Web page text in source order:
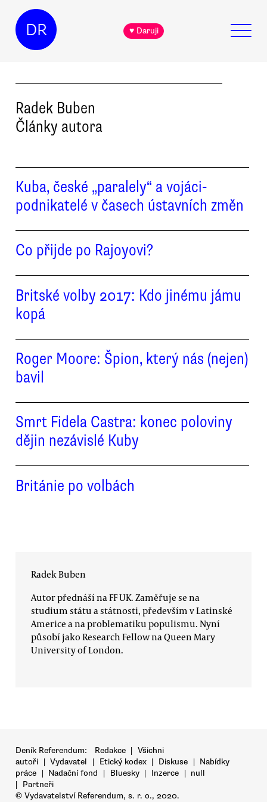
DR ♥ Daruji
Radek Buben
Články autora
Kuba, české „paralely“ a vojáci-
podnikatelé v časech ústavních změn
Co přijde po Rajoyovi?
Britské volby 2017: Kdo jinému jámu
kopá
Roger Moore: Špion, který nás (nejen)
bavil
Smrt Fidela Castra: konec poloviny
dějin nezávislé Kuby
Británie po volbách
Radek Buben
Autor přednáší na FF UK. Zaměřuje se na
studium státu a státnosti, především v Latinské
Americe a na problematiku populismu. Nyní
působí jako Research Fellow na Queen Mary
University of London.
Deník Referendum: Redakce | Všichni
autoři | Vydavatel | Etický kodex | Diskuse | Nabídky
práce | Nadační fond | Bluesky | Inzerce | null
|
Partneři
© Vydavatelství Referendum, s. r. o., 2020.